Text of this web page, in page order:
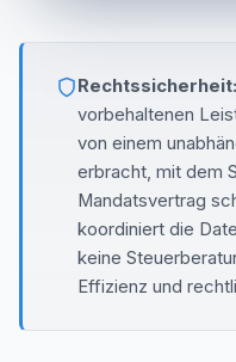
Rechtssicherheit:
vorbehaltenen
von einem
erbracht, mit dem
Mandatsvertrag
koordiniert die
keine
Effizienz und